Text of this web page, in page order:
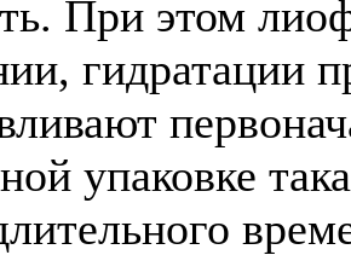
При этом
гидратации
упаковке